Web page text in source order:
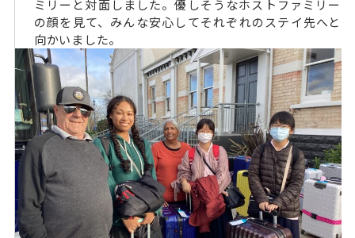
ミリーと対面しました。優しそうなホストファミリー
の顔を見て、みんな安心してそれぞれのステイ先へと
向かいました。